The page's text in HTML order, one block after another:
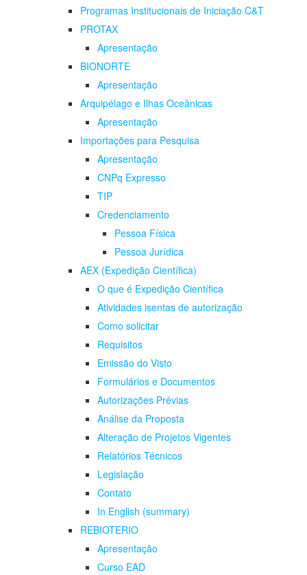
Programas Institucionais de Iniciação C&T
PROTAX
Apresentação
BIONORTE
Apresentação
Arquipélago e Ilhas Oceânicas
Apresentação
Importações para Pesquisa
Apresentação
CNPq Expresso
TIP
Credenciamento
Pessoa Física
Pessoa Jurídica
AEX (Expedição Científica)
O que é Expedição Científica
Atividades isentas de autorização
Como solicitar
Requisitos
Emissão do Visto
Formulários e Documentos
Autorizações Prévias
Análise da Proposta
Alteração de Projetos Vigentes
Relatórios Técnicos
Legislação
Contato
In English (summary)
REBIOTERIO
Apresentação
Curso EAD